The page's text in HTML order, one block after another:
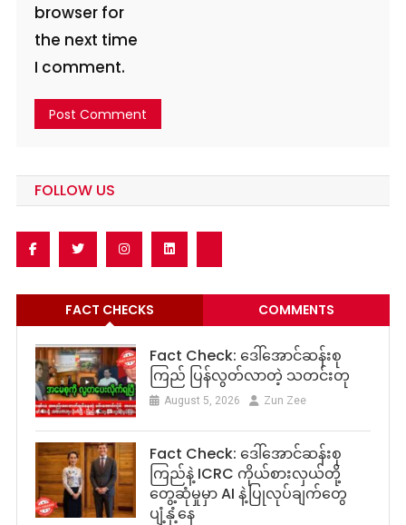
browser for
the next time
I comment.
FOLLOW US
FACT CHECKS COMMENTS
Fact Check: ဒေါ်အောင်ဆန်းစု
ကြည် ပြန်လွတ်လာတဲ့ သတင်းတု
August 5, 2026 Zun Zee
Fact Check: ဒေါ်အောင်ဆန်းစု
ကြည်နဲ့ ICRC ကိုယ်စားလှယ်တို့
တွေ့ဆုံမှုမှာ AI နဲ့ပြုလုပ်ချက်တွေ
ပျံ့နှံ့နေ